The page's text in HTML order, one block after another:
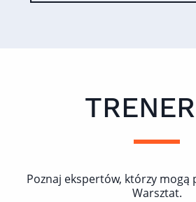
Poznaj ekspertów, którzy mogą
Warsztat.